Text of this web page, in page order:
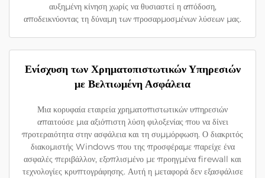
αυξημένη κίνηση χωρίς να θυσιαστεί η απόδοση,
αποδεικνύοντας τη δύναμη των προσαρμοσμένων λύσεων μας.
Ενίσχυση των Χρηματοπιστωτικών Υπηρεσιών
με Βελτιωμένη Ασφάλεια
Μια κορυφαία εταιρεία χρηματοπιστωτικών υπηρεσιών
απαιτούσε μια αξιόπιστη λύση φιλοξενίας που να δίνει
προτεραιότητα στην ασφάλεια και τη συμμόρφωση. Ο διακριτός
διακομιστής Windows που της προσφέραμε παρείχε ένα
ασφαλές περιβάλλον, εξοπλισμένο με προηγμένα firewall και
τεχνολογίες κρυπτογράφησης. Αυτή η μεταφορά δεν εξασφάλισε